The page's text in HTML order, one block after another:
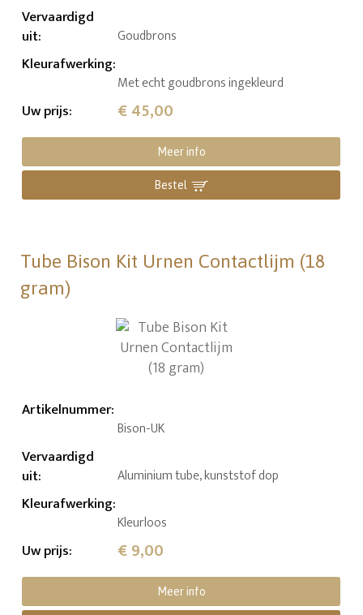
Vervaardigd
uit: Goudbrons
Kleurafwerking:
Met echt goudbrons ingekleurd
Uw prijs: € 45,00
Meer info
Bestel
Tube Bison Kit Urnen Contactlijm (18
gram)
Artikelnummer:
Bison-UK
Vervaardigd
uit: Aluminium tube, kunststof dop
Kleurafwerking:
Kleurloos
Uw prijs: € 9,00
Meer info